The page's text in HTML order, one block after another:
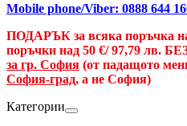
Mobile phone/Viber: 0888 644
ПОДАРЪК за всяка поръчка
поръчки над 50 €/ 97,79 лв.
за гр. София (от падащото
София-град, а не София)
Категории